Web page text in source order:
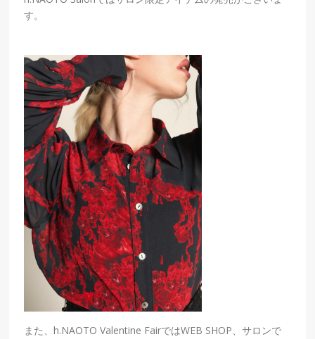
す。
また、h.NAOTO Valentine FairではWEB SHOP、サロンで